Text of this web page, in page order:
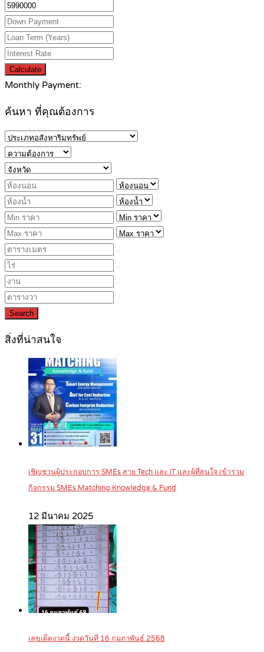
Calculate
Monthly Payment:
ค้นหา ที่คุณต้องการ
Search
สิ่งที่น่าสนใจ
เชิญชวนผู้ประกอบการ SMEs สาย Tech และ IT และผู้ที่สนใจ เข้าร่วม
กิจกรรม SMEs Matching Knowledge & Fund
12 มีนาคม 2025
เลขเด็ดงวดนี้ งวดวันที่ 16 กุมภาพันธ์ 2568